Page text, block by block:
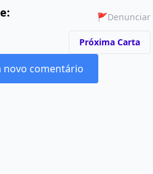
🚩Denunciar
Próxima Carta
novo comentário